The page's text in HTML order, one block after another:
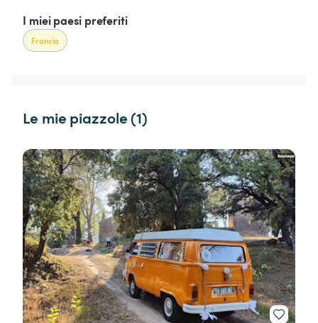
I miei paesi preferiti
Francia
Le mie piazzole (1)